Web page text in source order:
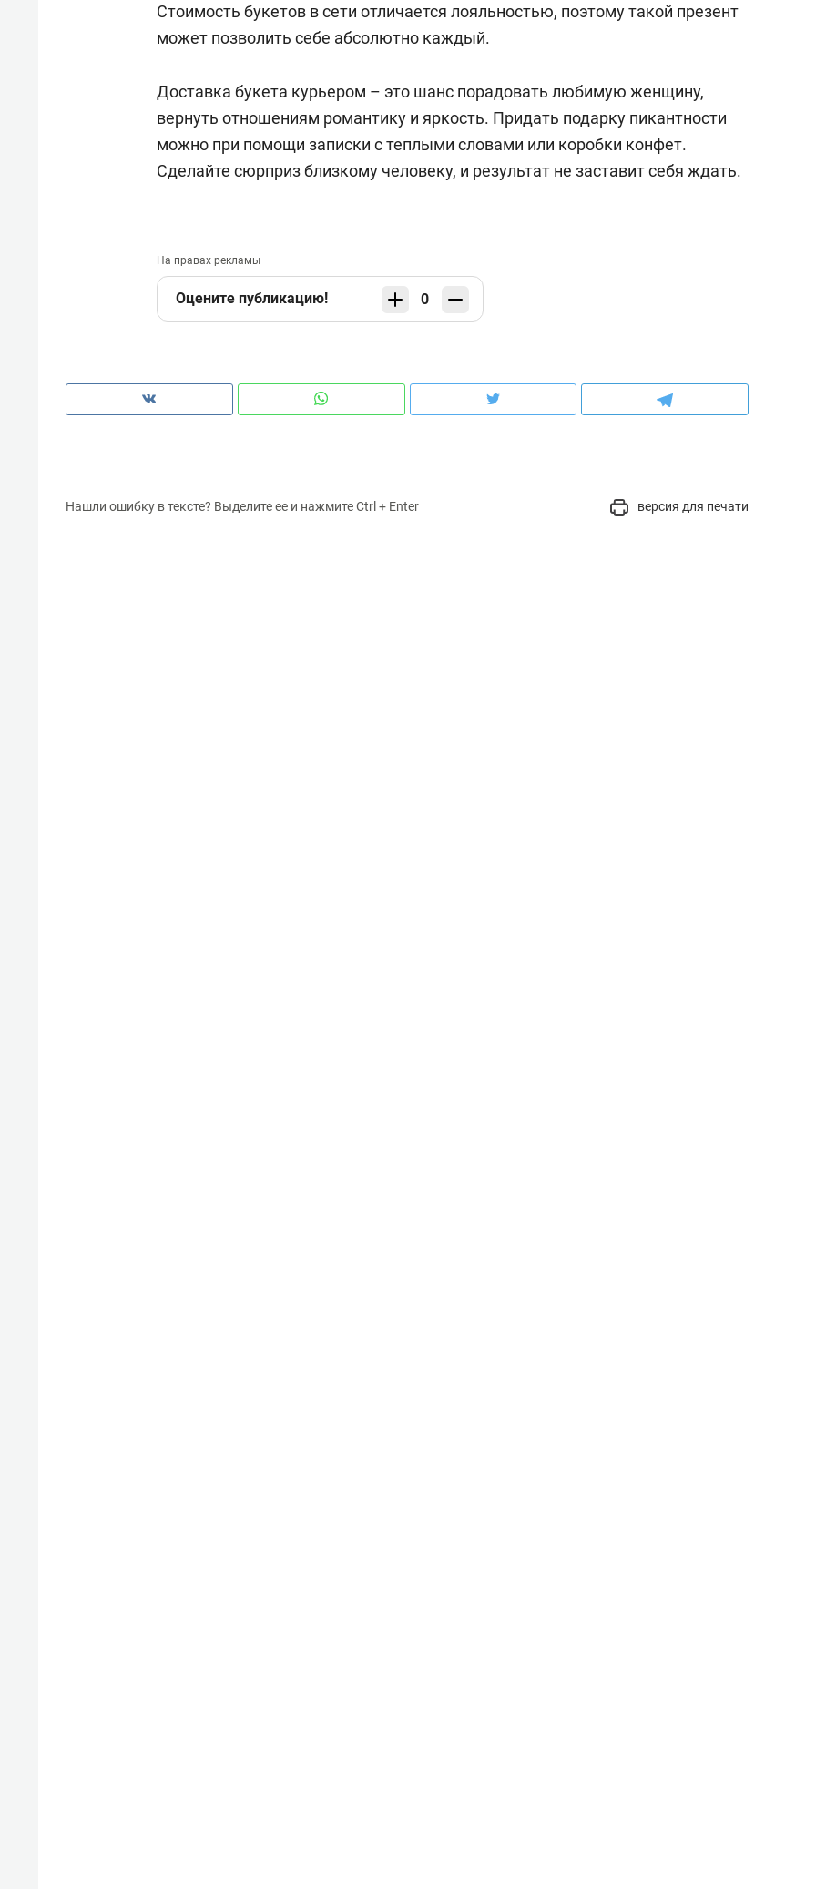
Стоимость букетов в сети отличается лояльностью, поэтому такой презент
может позволить себе абсолютно каждый.
Доставка букета курьером – это шанс порадовать любимую женщину,
вернуть отношениям романтику и яркость. Придать подарку пикантности
можно при помощи записки с теплыми словами или коробки конфет.
Сделайте сюрприз близкому человеку, и результат не заставит себя ждать.
На правах рекламы
Оцените публикацию! 0
Нашли ошибку в тексте? Выделите ее и нажмите Ctrl + Enter версия для печати